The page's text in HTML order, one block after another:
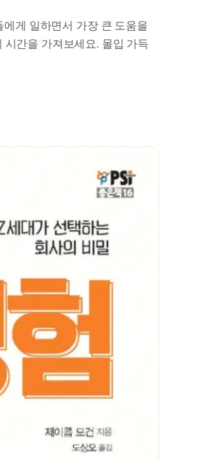
게 일하면서 가장 큰 도움을
간을 가져보세요. 몰입 가득